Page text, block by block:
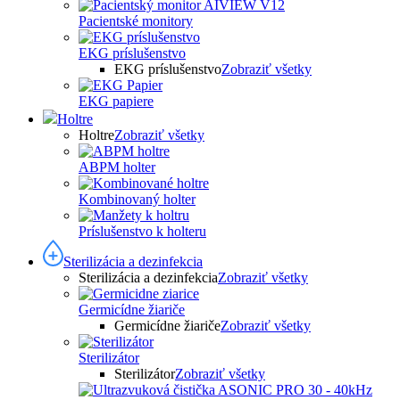
Pacientské monitory
EKG príslušenstvo
EKG príslušenstvoZobraziť všetky
EKG papiere
Holtre
HoltreZobraziť všetky
ABPM holter
Kombinovaný holter
Príslušenstvo k holteru
Sterilizácia a dezinfekcia
Sterilizácia a dezinfekciaZobraziť všetky
Germicídne žiariče
Germicídne žiaričeZobraziť všetky
Sterilizátor
SterilizátorZobraziť všetky